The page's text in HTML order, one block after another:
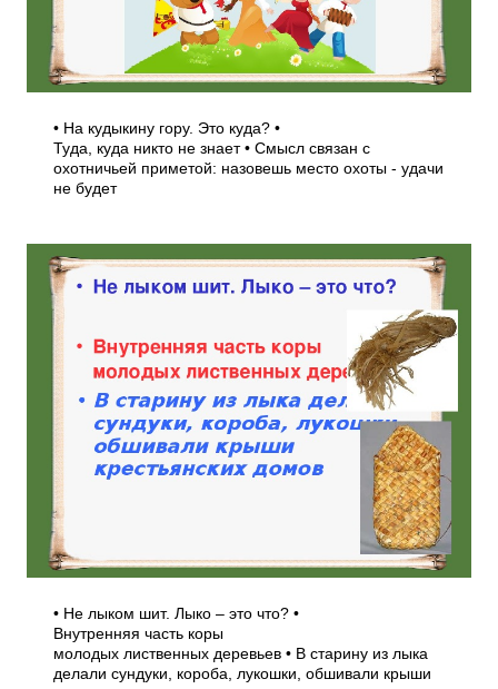
• На кудыкину гору. Это куда? •
Туда, куда никто не знает • Смысл связан с
охотничьей приметой: назовешь место охоты - удачи
не будет
• Не лыком шит. Лыко – это что? •
Внутренняя часть коры
молодых лиственных деревьев • В старину из лыка
делали сундуки, короба, лукошки, обшивали крыши